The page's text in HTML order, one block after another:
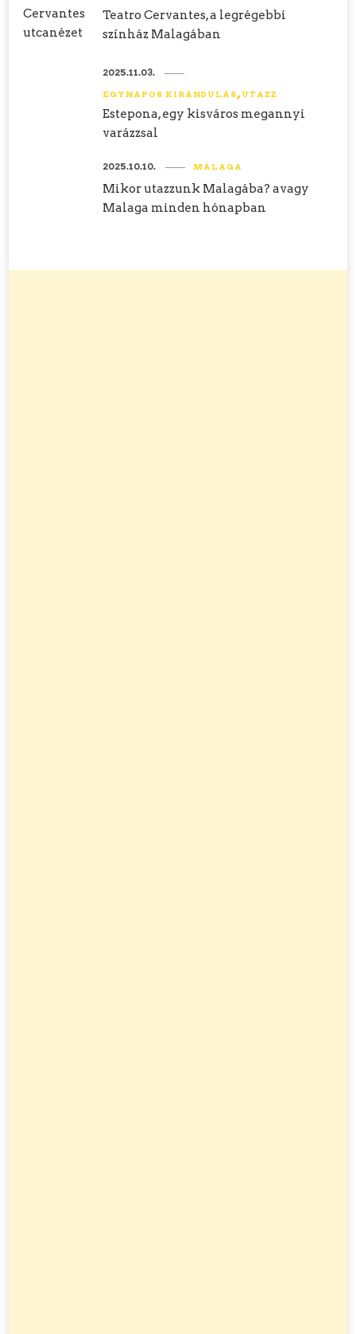
Teatro Cervantes, a legrégebbi
színház Malagában
EGYNAPOS KIRÁNDULÁS UTAZZ
Estepona, egy kisváros megannyi
varázzsal
2025.11.03.
MÁLAGA
Mikor utazzunk Malagába? avagy
Malaga minden hónapban
2025.10.10.